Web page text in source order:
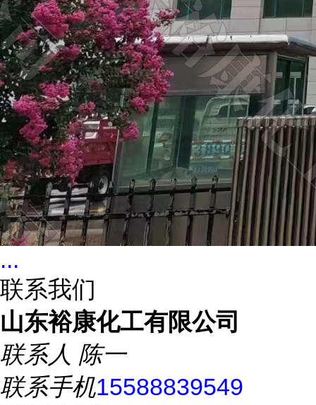
...
联系我们
山东裕康化工有限公司
联系人 陈一
联系手机15588839549